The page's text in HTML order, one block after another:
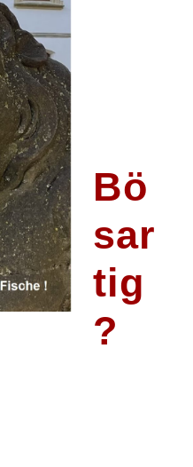
Bö
sar
tig
?